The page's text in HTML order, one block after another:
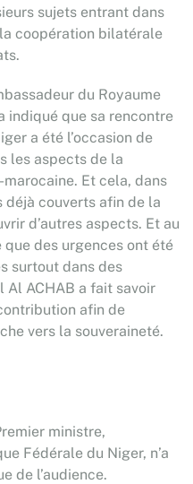
sujets entrant dans
coopération bilatérale
du Royaume
indiqué que sa rencontre
a été l’occasion de
les aspects de la
Et cela, dans
couverts afin de la
d’autres aspects. Et au
des urgences ont été
surtout dans des
ACHAB a fait savoir
afin de
vers la souveraineté.
ministre,
Fédérale du Niger, n’a
de l’audience.